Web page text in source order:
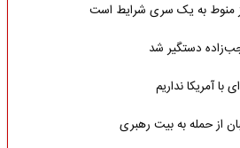
منوط به یک سری شرایط است
دستگیر شد
آمریکا نداریم
از حمله به بیت رهبری